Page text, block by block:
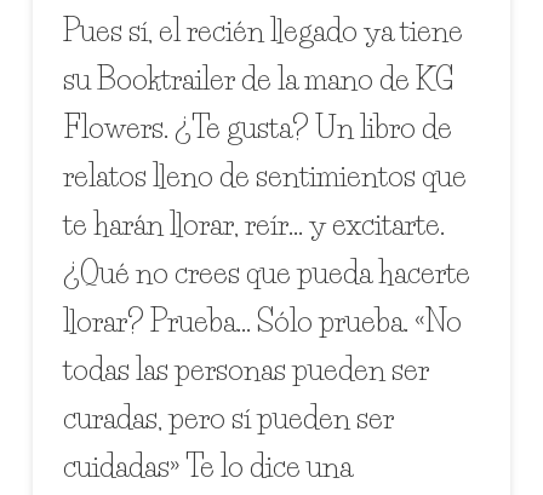
Pues sí, el recién llegado ya tiene
su Booktrailer de la mano de KG
Flowers. ¿Te gusta? Un libro de
relatos lleno de sentimientos que
te harán llorar, reír… y excitarte.
¿Qué no crees que pueda hacerte
llorar? Prueba… Sólo prueba. «No
todas las personas pueden ser
curadas, pero sí pueden ser
cuidadas» Te lo dice una